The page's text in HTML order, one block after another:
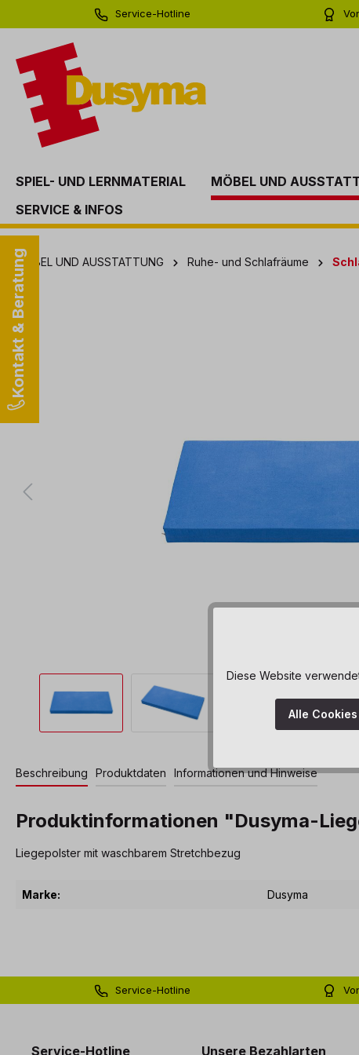
Zur Hauptnavigation springen
Service-Hotline
SPIEL- UND LERNMATERIAL MÖBEL UND
SERVICE & INFOS
Kontakt & Beratung
MÖBEL UND AUSSTATTUNG Ruhe- und Schlafräume
Bildergalerie überspringen
Beschreibung Produktdaten Informationen und Hinweise
Produktinformationen "Dusyma-
Liegepolster mit waschbarem Stretchbezug
Marke: Dusyma
Service-Hotline
Service-Hotline Unsere Bezahlarten
Diese Website
Alle